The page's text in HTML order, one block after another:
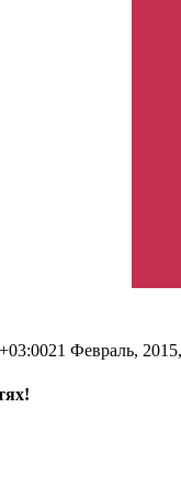
21 Февраль,